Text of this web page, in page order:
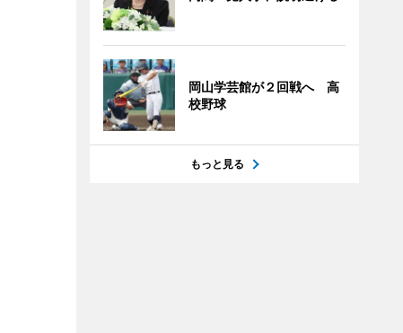
岡山学芸館が２回戦へ 高
校野球
もっと見る